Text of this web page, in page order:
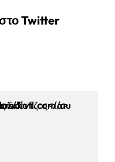
Twitter